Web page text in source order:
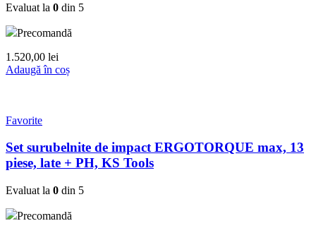
Evaluat la 0 din 5
Precomandă
1.520,00 lei
Adaugă în coș
Favorite
Set surubelnite de impact ERGOTORQUE max, 13
piese, late + PH, KS Tools
Evaluat la 0 din 5
Precomandă